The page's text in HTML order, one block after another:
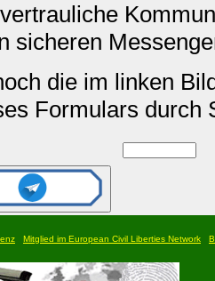
sicheren
die im linken
Formulars durch
Mitglied im European Civil Liberties Network